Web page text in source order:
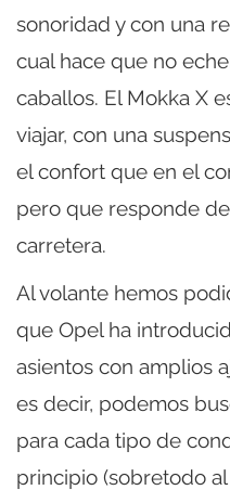
sonoridad y con una
cual hace que no
caballos. El Mokka X
viajar, con una
el confort que en el
pero que responde
carretera.
Al volante hemos
que Opel ha
asientos con amplios
es decir, podemos
para cada tipo de
principio (sobretodo